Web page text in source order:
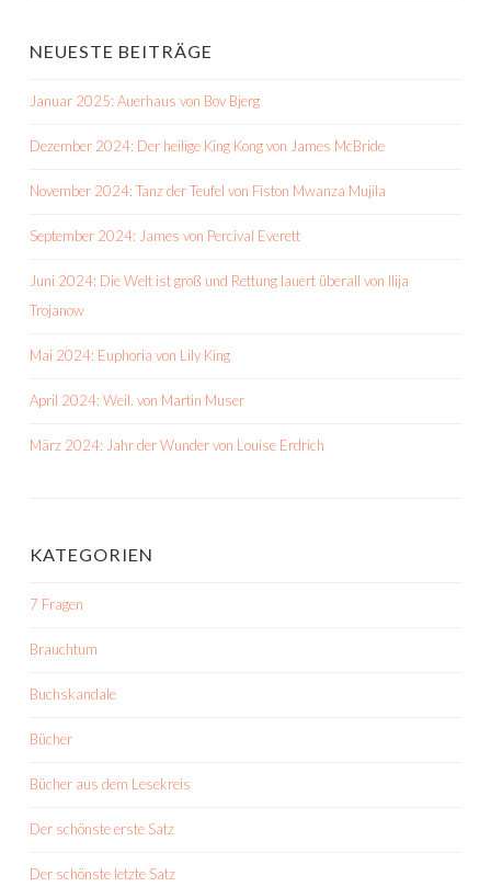
NEUESTE BEITRÄGE
Januar 2025: Auerhaus von Bov Bjerg
Dezember 2024: Der heilige King Kong von James McBride
November 2024: Tanz der Teufel von Fiston Mwanza Mujila
September 2024: James von Percival Everett
Juni 2024: Die Welt ist groß und Rettung lauert überall von Ilija
Trojanow
Mai 2024: Euphoria von Lily King
April 2024: Weil. von Martin Muser
März 2024: Jahr der Wunder von Louise Erdrich
KATEGORIEN
7 Fragen
Brauchtum
Buchskandale
Bücher
Bücher aus dem Lesekreis
Der schönste erste Satz
Der schönste letzte Satz